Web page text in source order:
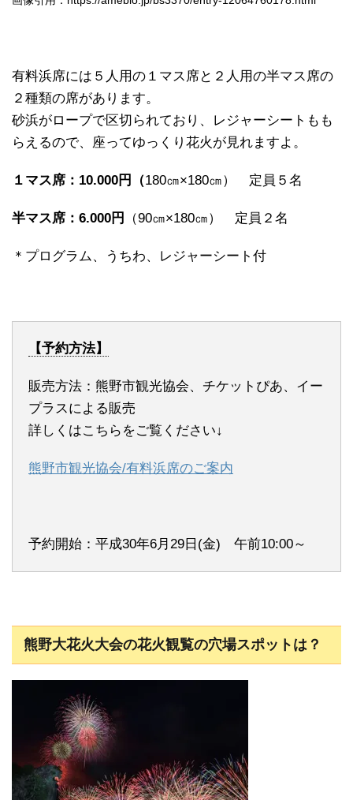
有料浜席には５人用の１マス席と２人用の半マス席の
２種類の席があります。
砂浜がロープで区切られており、レジャーシートもも
らえるので、座ってゆっくり花火が見れますよ。
１マス席：10.000円（180㎝×180㎝） 定員５名
半マス席：6.000円 （90㎝×180㎝） 定員２名
＊プログラム、うちわ、レジャーシート付
【予約方法】
販売方法：熊野市観光協会、チケットぴあ、イー
プラスによる販売
詳しくはこちらをご覧ください↓
熊野市観光協会/有料浜席のご案内
予約開始：平成30年6月29日(金) 午前10:00～
熊野大花火大会の花火観覧の穴場スポットは？